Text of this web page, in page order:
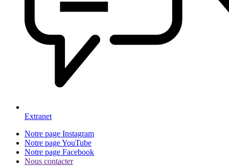
Extranet
Notre page Instagram
Notre page YouTube
Notre page Facebook
Nous contacter